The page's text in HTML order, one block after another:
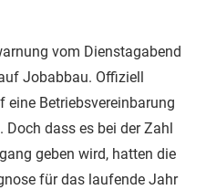
vom Dienstagabend
Jobabbau. Offiziell
eine Betriebsvereinbarung
dass es bei der Zahl
geben wird, hatten die
für das laufende Jahr